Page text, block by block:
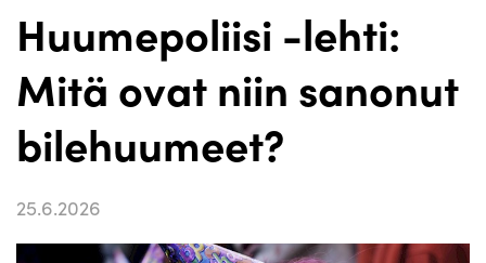
Huumepoliisi -lehti:
Mitä ovat niin sanonut
bilehuumeet?
25.6.2026